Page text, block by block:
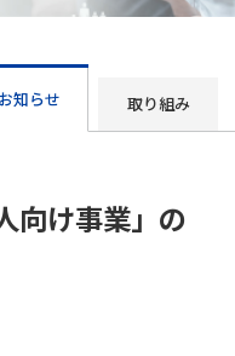
お知らせ 取り組み
向け事業」の